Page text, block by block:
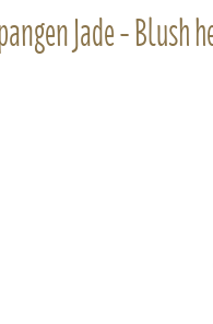
Jade - Blush